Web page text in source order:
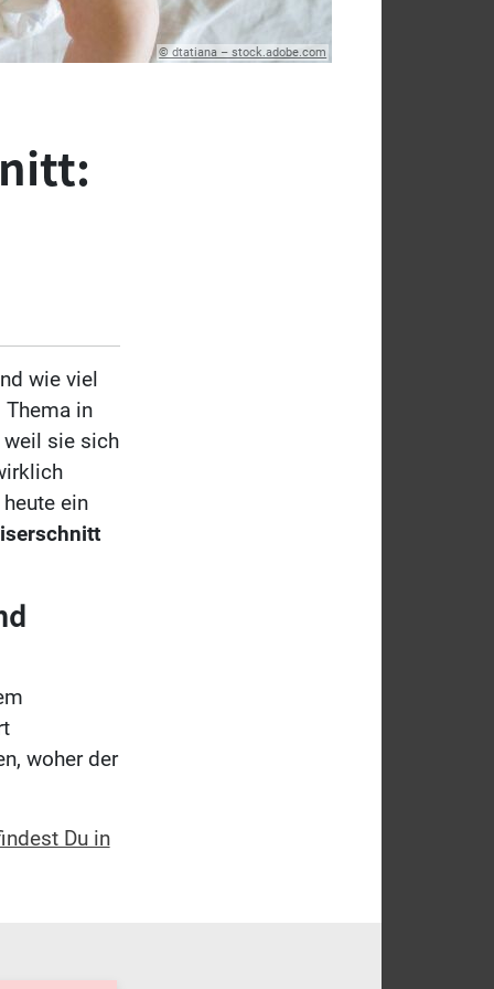
© dtatiana – stock.adobe.com
wie viel
in
weil sie sich
ein
woher der
Du in